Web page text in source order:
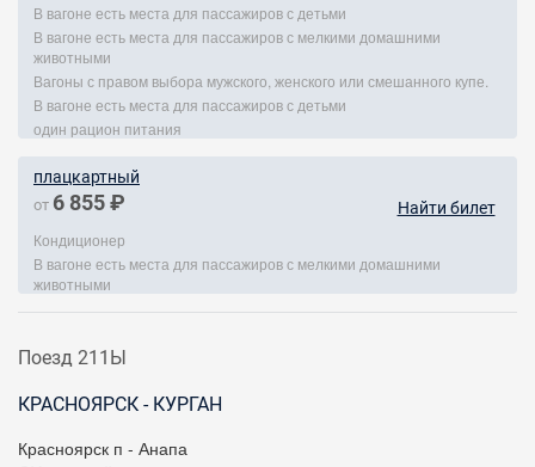
В вагоне есть места для пассажиров с детьми
В вагоне есть места для пассажиров с мелкими домашними
животными
Вагоны с правом выбора мужского, женского или смешанного купе.
В вагоне есть места для пассажиров с детьми
один рацион питания
плацкартный
от 6 855 ₽ Найти билет
Кондиционер
В вагоне есть места для пассажиров с мелкими домашними
животными
Поезд 211Ы
КРАСНОЯРСК - КУРГАН
Красноярск п - Анапа